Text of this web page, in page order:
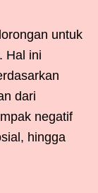
untuk
Hal ini
dari
negatif
hingga